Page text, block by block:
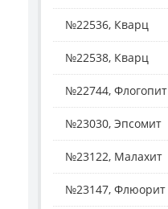
№22536, Кварц
№22538, Кварц
№22744, Флогопит
№23030, Эпсомит
№23122, Малахит
№23147, Флюорит